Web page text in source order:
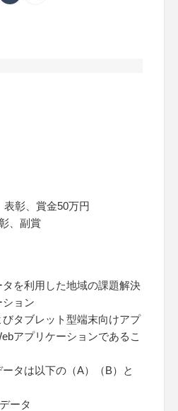
彰、賞金50万円
、副賞
を利用した地域の課題解決
ョン
タブレット型端末向けアプ
アプリケーションであるこ
タは以下の（A）（B）と
ータ